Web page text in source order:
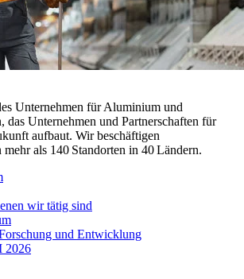
Unternehmen für Aluminium und
das Unternehmen und Partnerschaften für
aufbaut. Wir beschäftigen
als 140 Standorten in 40 Ländern.
wir tätig sind
und Entwicklung